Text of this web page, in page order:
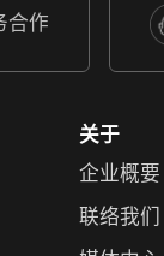
合作
关于
企业概要
联络我们